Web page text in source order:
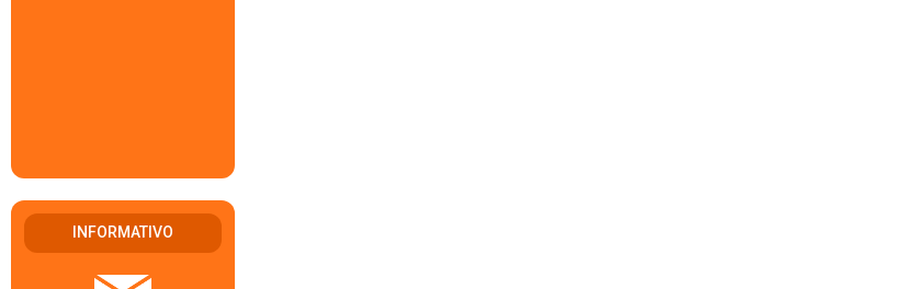
INFORMATIVO